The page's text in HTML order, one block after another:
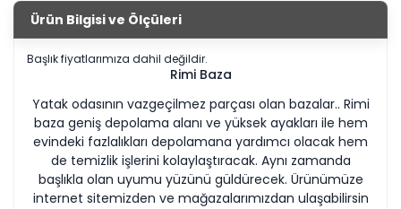
Ürün Bilgisi ve Ölçüleri
Başlık fiyatlarımıza dahil değildir.
Rimi Baza
Yatak odasının vazgeçilmez parçası olan bazalar.. Rimi
baza geniş depolama alanı ve yüksek ayakları ile hem
evindeki fazlalıkları depolamana yardımcı olacak hem
de temizlik işlerini kolaylaştıracak. Aynı zamanda
başlıkla olan uyumu yüzünü güldürecek. Ürünümüze
internet sitemizden ve mağazalarımızdan ulaşabilirsin